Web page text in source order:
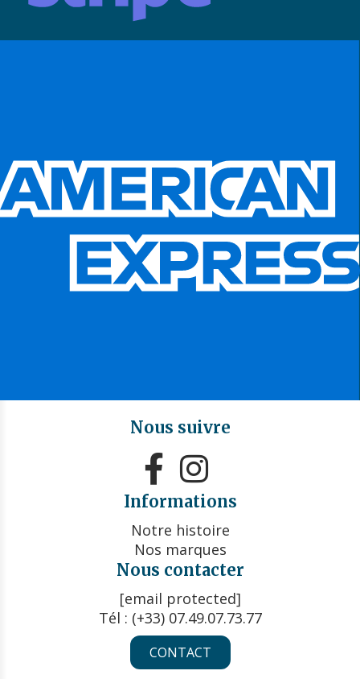
Nous suivre
 
Informations
Notre histoire
Nos marques
Nous contacter
[email protected]
Tél : (+33) 07.49.07.73.77
CONTACT